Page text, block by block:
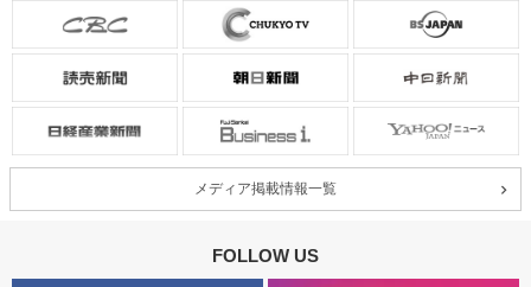
ピアノの発表会で着用しました。
清楚な印象で、とてもかわいらしく子供も満足していました。
素敵なドレス
身長 : 118 cm
サイズ :ぴったり
丈 :ひざ丈
使用時期 :
使用地域 :三重県
メディア掲載情報一覧
FOLLOW US